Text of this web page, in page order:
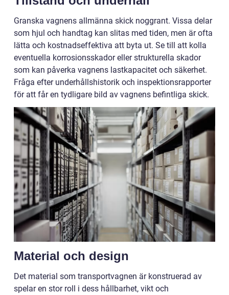
Granska vagnens allmänna skick noggrant. Vissa delar
som hjul och handtag kan slitas med tiden, men är ofta
lätta och kostnadseffektiva att byta ut. Se till att kolla
eventuella korrosionsskador eller strukturella skador
som kan påverka vagnens lastkapacitet och säkerhet.
Fråga efter underhållshistorik och inspektionsrapporter
för att får en tydligare bild av vagnens befintliga skick.
Material och design
Det material som transportvagnen är konstruerad av
spelar en stor roll i dess hållbarhet, vikt och